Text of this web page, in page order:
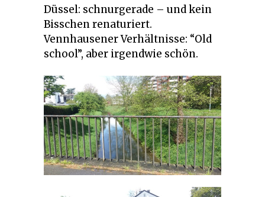
Düssel: schnurgerade – und kein
Bisschen renaturiert.
Vennhausener Verhältnisse: “Old
school”, aber irgendwie schön.